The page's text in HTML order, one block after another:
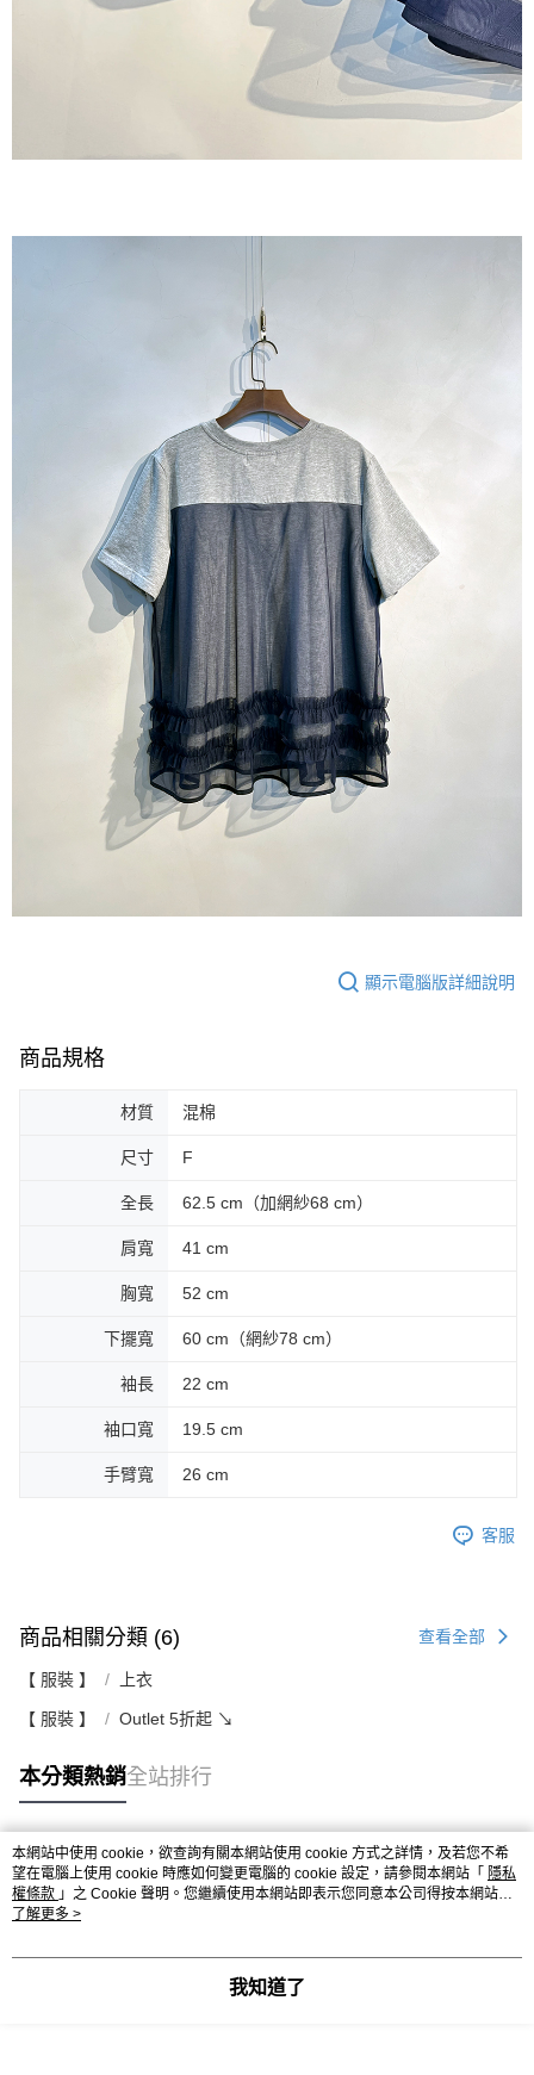
顯示電腦版詳細說明
商品規格
材質 混棉
尺寸 F
全長 62.5 cm（加網紗68 cm）
肩寬 41 cm
胸寬 52 cm
下擺寬 60 cm（網紗78 cm）
袖長 22 cm
袖口寬 19.5 cm
手臂寬 26 cm
客服
商品相關分類 (6) 查看全部
【 服裝 】 上衣
【 服裝 】 Outlet 5折起 ↘
本分類熱銷全站排行
熱門標籤
本網站中使用 cookie，欲查詢有關本網站使用 cookie 方式之詳情，及若您不希
望在電腦上使用 cookie 時應如何變更電腦的 cookie 設定，請參閱本網站「 隱私
權條款 」之 Cookie 聲明。您繼續使用本網站即表示您同意本公司得按本網站使
用條款之 Cookie 聲明使用 cookie。
了解更多 >
我知道了